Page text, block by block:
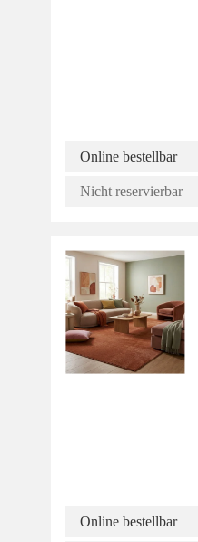
Online bestellbar
Nicht reservierbar
Online bestellbar